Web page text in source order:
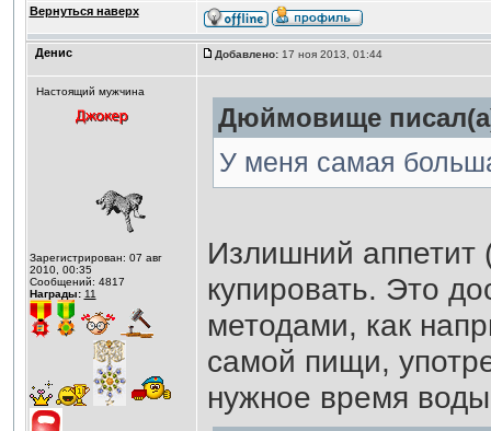
Вернуться наверх
Денис Добавлено:17 ноя 2013, 01:44
Настоящий мужчина
Зарегистрирован: 07 авг
2010, 00:35
Сообщений: 4817
Награды: 11
Дюймовище
У меня самая
Излишний аппетит
купировать. Это
методами, как
самой пищи,
нужное время